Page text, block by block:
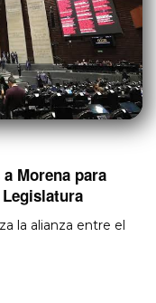
Morena para
la alianza entre el